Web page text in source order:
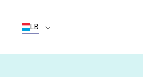
for "Patrimoine"
LB Submenu for "LB"